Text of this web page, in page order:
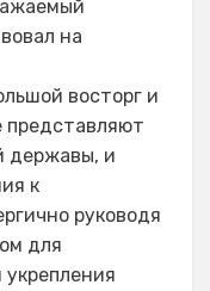
на
восторг и
представляют
державы, и
к
руководя
для